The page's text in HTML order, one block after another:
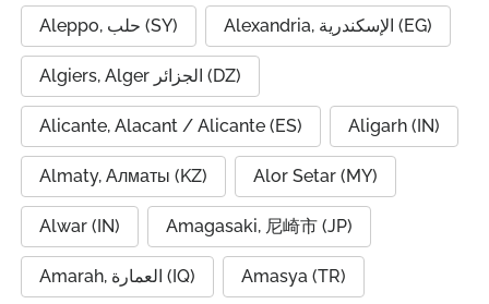
Aleppo, حلب (SY) Alexandria, الإسكندرية (EG)
Algiers, Alger الجزائر (DZ)
Alicante, Alacant / Alicante (ES) Aligarh (IN)
Almaty, Алматы (KZ) Alor Setar (MY)
Alwar (IN) Amagasaki, 尼崎市 (JP)
Amarah, العمارة (IQ) Amasya (TR)